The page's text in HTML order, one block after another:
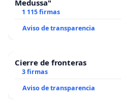
Medussa"
1 115 firmas
Aviso de transparencia
Cierre de fronteras
3 firmas
Aviso de transparencia